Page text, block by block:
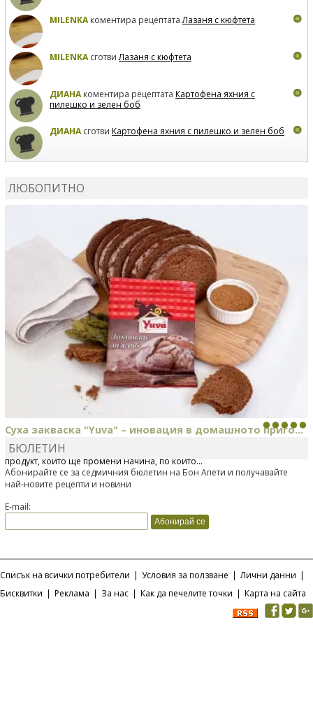
MILENKAкоментира рецептатаЛазаня с кюфтета
MILENKAсготвиЛазаня с кюфтета
ДИАНАкоментира рецептата Картофена яхния с
пилешко и зелен боб
ДИАНАсготви Картофена яхния с пилешко и зелен боб
ЛЮБОПИТНО
Суха закваска "Yuva" – иновация в домашното приго...
Отскоро Лесафр България стартира предлагането на изцяло нов
продукт, който ще промени начина, по който...
БЮЛЕТИН
Абонирайте се за седмичния бюлетин на Бон Апети и получавайте
най-новите рецепти и новини
E-mail:
Списък на всички потребители | Условия за ползване | Лични данни |
Бисквитки | Реклама | За нас | Как да печелите точки | Карта на сайта